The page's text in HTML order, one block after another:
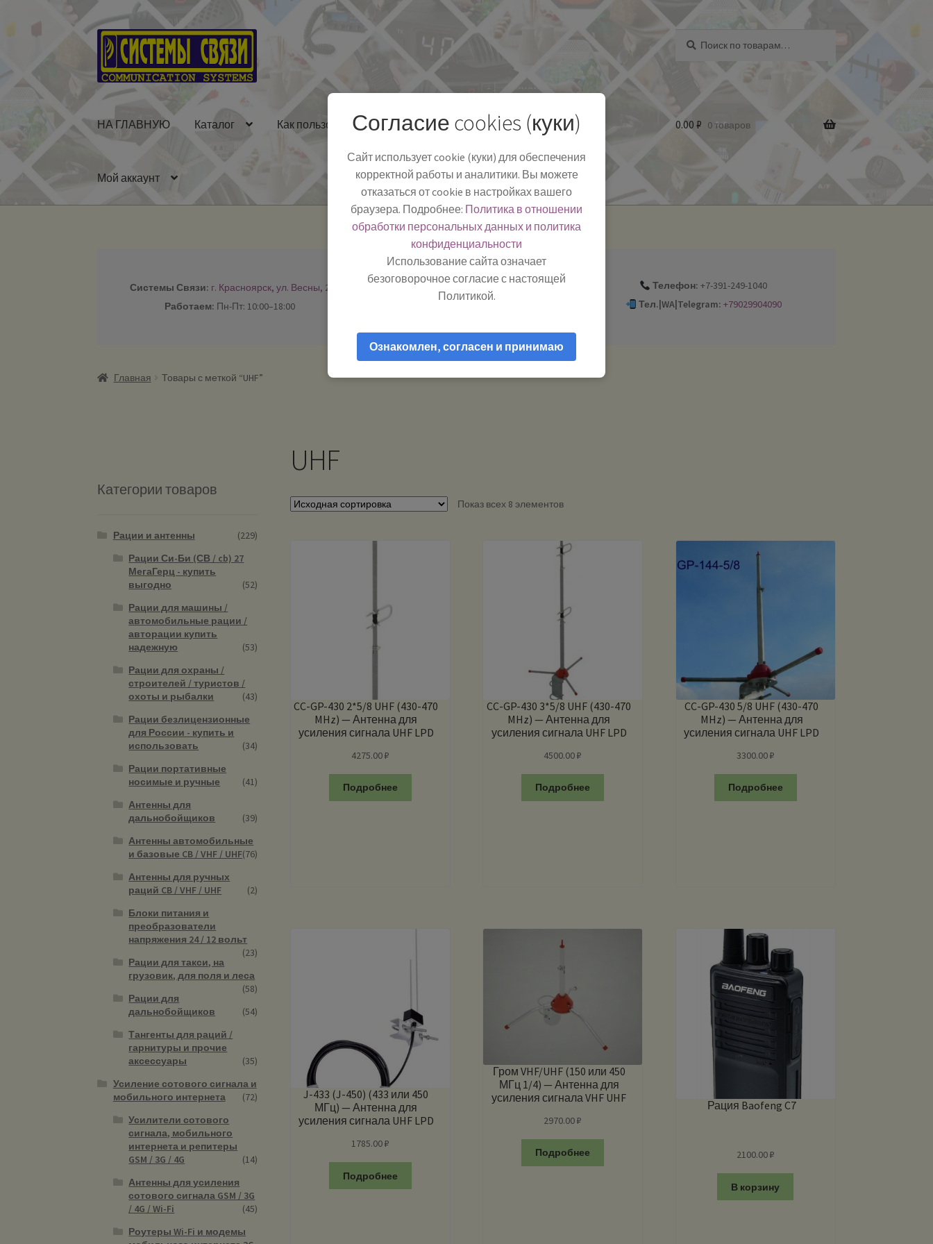
Перейти
к
навигации
Перейти
к
содержимому
НА ГЛАВНУЮ Каталог Как пользоваться Полезная информация БЛОГ
Мой аккаунт
0.00 ₽ 0 товаров
Системы Связи: г. Красноярск, ул. Весны, 2
Работаем: Пн-Пт: 10:00–18:00
-
Телефон: +7-391-249-1040
Тел.|WA|Telegram: +79029904090
Главная Товары с меткой “UHF”
UHF
Показ всех 8 элементов
CC-GP-430 2*5/8 UHF (430-470
MHz) — Антенна для
усиления сигнала UHF LPD
4275.00₽
Подробнее
CC-GP-430 3*5/8 UHF (430-470
MHz) — Антенна для
усиления сигнала UHF LPD
4500.00₽
Подробнее
CC-GP-430 5/8 UHF (430-470
MHz) — Антенна для
усиления сигнала UHF LPD
3300.00₽
Подробнее
J-433 (J-450) (433 или 450
МГц) — Антенна для
усиления сигнала UHF LPD
1785.00₽
Подробнее
Гром VHF/UHF (150 или 450
МГц 1/4) — Антенна для
усиления сигнала VHF UHF
2970.00₽
Подробнее
Рация Baofeng C7
2100.00₽
В корзину
Категории товаров
Рации и антенны
(229)
Рации Си-Би (СВ / cb) 27
МегаГерц - купить
выгодно
(52)
Рации для машины /
автомобильные рации /
авторации купить
надежную
(53)
Рации для охраны /
строителей / туристов /
охоты и рыбалки
(43)
Рации безлицензионные
для России - купить и
использовать
(34)
Рации портативные
носимые и ручные
(41)
Антенны для
дальнобойщиков
(39)
Антенны автомобильные
и базовые CB / VHF / UHF(76)
Антенны для ручных
раций CB / VHF / UHF
(2)
Блоки питания и
преобразователи
напряжения 24 / 12 вольт
(23)
Рации для такси, на
грузовик, для поля и леса
(58)
Рации для
дальнобойщиков
(54)
Тангенты для раций /
гарнитуры и прочие
аксессуары
(35)
Усиление сотового сигнала и
мобильного интернета
(72)
Усилители сотового
сигнала, мобильного
интернета и репитеры
GSM / 3G / 4G
(14)
Антенны для усиления
сотового сигнала GSM / 3G
/ 4G / Wi-Fi
(45)
Роутеры Wi-Fi и модемы
Согласие cookies (куки)
Сайт использует cookie (куки) для обеспечения
корректной работы и аналитики. Вы можете
отказаться от cookie в настройках вашего
браузера. Подробнее: Политика в отношении
обработки персональных данных и политика
конфиденциальности
Использование сайта означает
безоговорочное согласие с настоящей
Политикой.
Ознакомлен, согласен и принимаю